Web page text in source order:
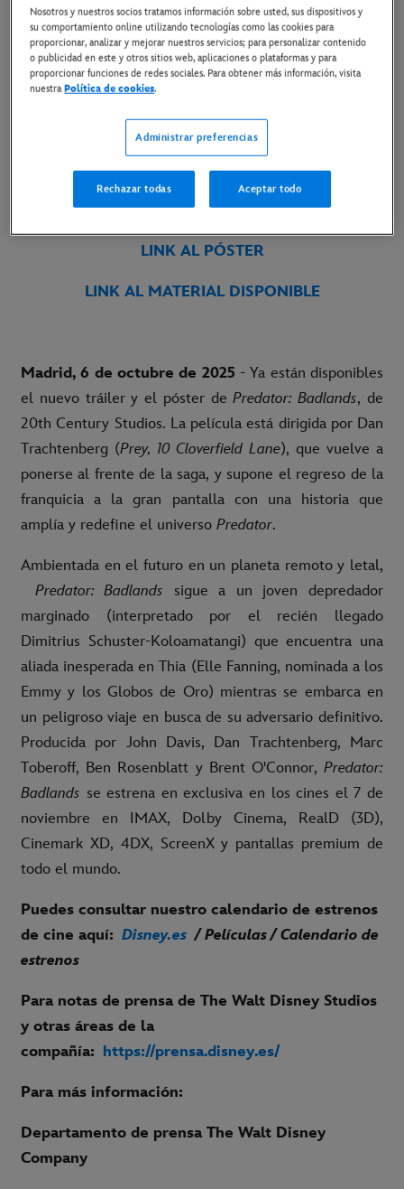
LA ÚLTIMA ENTREGA DE LA FRANQUICIA
PREDATOR, ESTÁ PROTAGONIZADA POR ELLE
TRACHTENBERG
ESTRENO SOLO EN CINES EL 7 DE NOVIEMBRE
LINK AL TRÁILER EN YOUTUBE
LINK AL PÓSTER
LINK AL MATERIAL DISPONIBLE
Madrid, 6 de octubre de 2025 - Ya están disponibles
el nuevo tráiler y el póster dePredator: Badlands, de
20th Century Studios. La película está dirigida por Dan
Trachtenberg (Prey, 10 Cloverfield Lane), que vuelve a
ponerse al frente de la saga, y supone el regreso de la
franquicia a la gran pantalla con una historia que
amplía y redefine el universo Predator.
Ambientada en el futuro en un planeta remoto y letal,
Predator: Badlands sigue a un joven depredador
marginado (interpretado por el recién llegado
Dimitrius Schuster-Koloamatangi) que encuentra una
aliada inesperada en Thia (Elle Fanning, nominada a los
Emmy y los Globos de Oro) mientras se embarca en
un peligroso viaje en busca de su adversario definitivo.
Producida por John Davis, Dan Trachtenberg, Marc
Toberoff, Ben Rosenblatt y Brent O'Connor, Predator:
Badlands se estrena en exclusiva en los cines el 7 de
noviembre en IMAX, Dolby Cinema, RealD (3D),
Cinemark XD, 4DX, ScreenX y pantallas premium de
todo el mundo.
Puedes consultar nuestro calendario de estrenos
de cine aquí: Disney.es / Películas / Calendario de
estrenos
Para notas de prensa de The Walt Disney Studios
y otras áreas de la
compañía: https://prensa.disney.es/
Para más información:
Departamento de prensa The Walt Disney
Company
Nosotros y nuestros socios tratamos información sobre usted, sus dispositivos y
su comportamiento online utilizando tecnologías como las cookies para
proporcionar, analizar y mejorar nuestros servicios; para personalizar contenido
o publicidad en este y otros sitios web, aplicaciones o plataformas y para
proporcionar funciones de redes sociales. Para obtener más información, visita
nuestraPolítica de cookies.
Administrar preferencias
Rechazar todas Aceptar todo